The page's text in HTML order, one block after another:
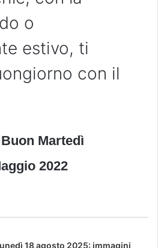
o
estivo, ti
con il
Martedì
2022
18 agosto 2025: immagini